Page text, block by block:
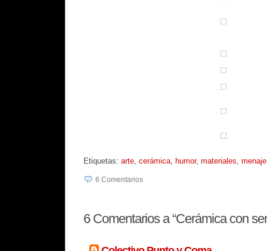
Etiquetas: arte cerámica humor, materiales menaje
6 Comentarios
6Comentarios a “Cerámica con